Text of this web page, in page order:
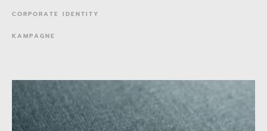
CORPORATE IDENTITY
KAMPAGNE